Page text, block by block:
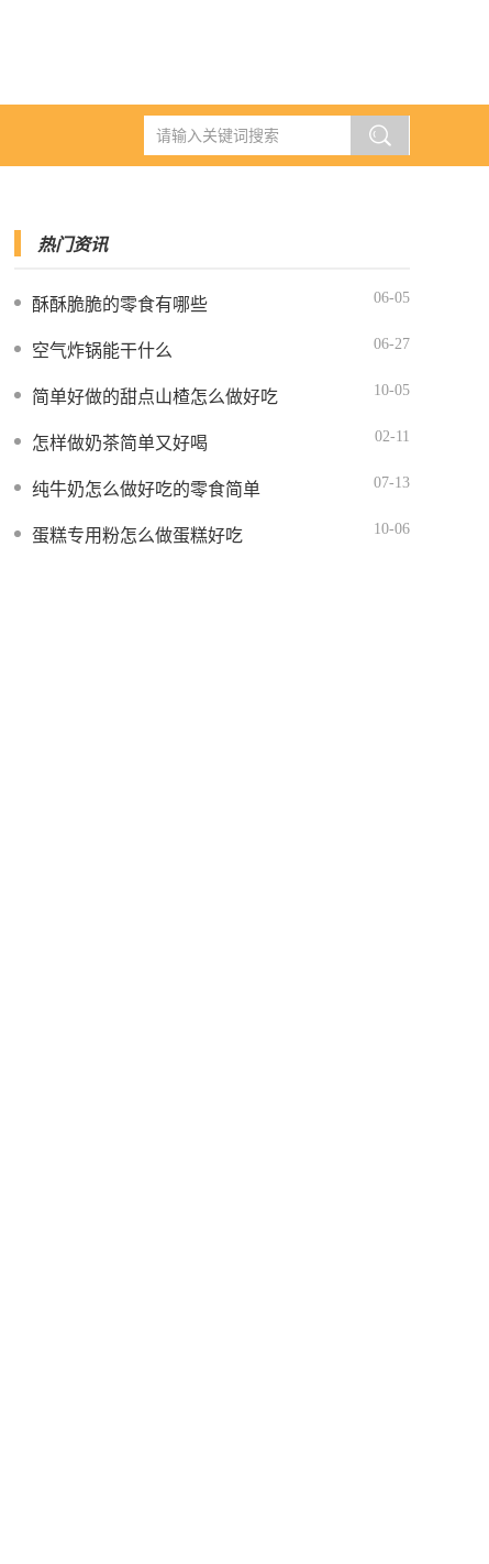
热门资讯
酥酥脆脆的零食有哪些 06-05
空气炸锅能干什么 06-27
简单好做的甜点山楂怎么做好吃 10-05
怎样做奶茶简单又好喝 02-11
纯牛奶怎么做好吃的零食简单 07-13
蛋糕专用粉怎么做蛋糕好吃 10-06